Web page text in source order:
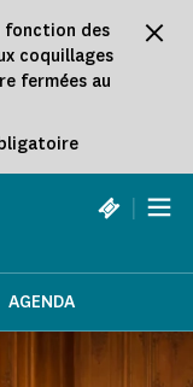
fonction des
coquillages
fermées au
|
AGENDA